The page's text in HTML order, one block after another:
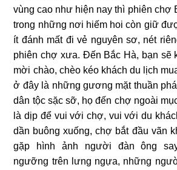
vùng cao như hiện nay thì phiên chợ
trong những nơi hiếm hoi còn giữ
ít đánh mất đi vẻ nguyên sơ, nét
phiên chợ xưa. Đến Bắc Hà, bạn sẽ
mời chào, chèo kéo khách du lịch
ở đây là những gương mặt thuần
dân tộc sặc sỡ, họ đến chợ ngoài
là dịp để vui với chợ, vui với du
dần buông xuống, chợ bắt đầu vãn
gặp hình ảnh người đàn ông
ngưỡng trên lưng ngựa, những